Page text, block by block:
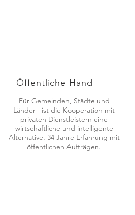
Öffentliche Hand
Für Gemeinden, Städte und
Länder ist die Kooperation mit
privaten Dienstleistern eine
wirtschaftliche und intelligente
Alternative. 34 Jahre Erfahrung mit
öffentlichen Aufträgen.